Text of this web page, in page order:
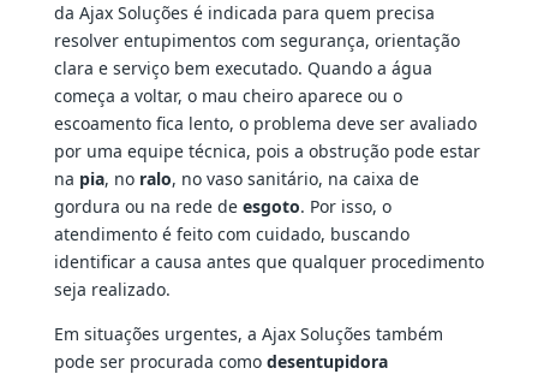
da Ajax Soluções é indicada para quem precisa
resolver entupimentos com segurança, orientação
clara e serviço bem executado. Quando a água
começa a voltar, o mau cheiro aparece ou o
escoamento fica lento, o problema deve ser avaliado
por uma equipe técnica, pois a obstrução pode estar
na pia, no ralo, no vaso sanitário, na caixa de
gordura ou na rede de esgoto. Por isso, o
atendimento é feito com cuidado, buscando
identificar a causa antes que qualquer procedimento
seja realizado.
Em situações urgentes, a Ajax Soluções também
pode ser procurada como desentupidora